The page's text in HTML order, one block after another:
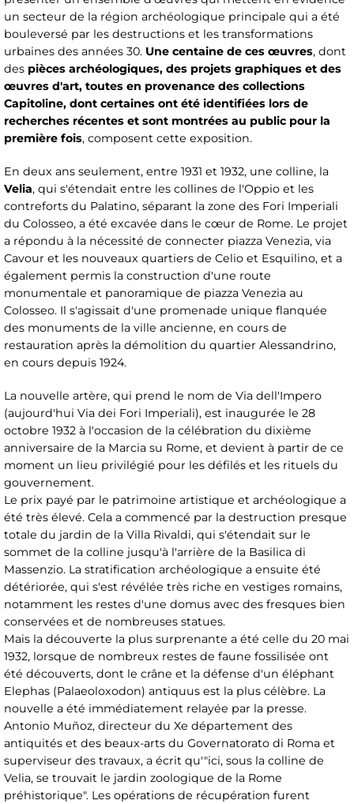
un secteur de la région archéologique principale qui a été
bouleversé par les destructions et les transformations
urbaines des années 30. Une centaine de ces œuvres, dont
des pièces archéologiques, des projets graphiques et des
œuvres d'art, toutes en provenance des collections
Capitoline, dont certaines ont été identifiées lors de
recherches récentes et sont montrées au public pour la
première fois, composent cette exposition.
En deux ans seulement, entre 1931 et 1932, une colline, la
Velia, qui s'étendait entre les collines de l'Oppio et les
contreforts du Palatino, séparant la zone des Fori Imperiali
du Colosseo, a été excavée dans le cœur de Rome. Le projet
a répondu à la nécessité de connecter piazza Venezia, via
Cavour et les nouveaux quartiers de Celio et Esquilino, et a
également permis la construction d'une route
monumentale et panoramique de piazza Venezia au
Colosseo. Il s'agissait d'une promenade unique flanquée
des monuments de la ville ancienne, en cours de
restauration après la démolition du quartier Alessandrino,
en cours depuis 1924.
La nouvelle artère, qui prend le nom de Via dell'Impero
(aujourd'hui Via dei Fori Imperiali), est inaugurée le 28
octobre 1932 à l'occasion de la célébration du dixième
anniversaire de la Marcia su Rome, et devient à partir de ce
moment un lieu privilégié pour les défilés et les rituels du
gouvernement.
Le prix payé par le patrimoine artistique et archéologique a
été très élevé. Cela a commencé par la destruction presque
totale du jardin de la Villa Rivaldi, qui s'étendait sur le
sommet de la colline jusqu'à l'arrière de la Basilica di
Massenzio. La stratification archéologique a ensuite été
détériorée, qui s'est révélée très riche en vestiges romains,
notamment les restes d'une domus avec des fresques bien
conservées et de nombreuses statues.
Mais la découverte la plus surprenante a été celle du 20 mai
1932, lorsque de nombreux restes de faune fossilisée ont
été découverts, dont le crâne et la défense d'un éléphant
Elephas (Palaeoloxodon) antiquus est la plus célèbre. La
nouvelle a été immédiatement relayée par la presse.
Antonio Muñoz, directeur du Xe département des
antiquités et des beaux-arts du Governatorato di Roma et
superviseur des travaux, a écrit qu'"ici, sous la colline de
Velia, se trouvait le jardin zoologique de la Rome
préhistorique". Les opérations de récupération furent